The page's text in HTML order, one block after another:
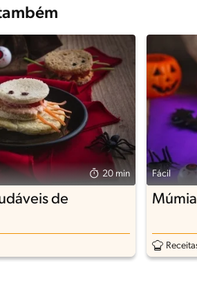
20 min
de
Fácil